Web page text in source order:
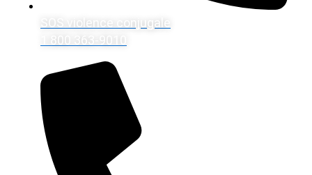
SOS violence conjugale
1 800 363-9010